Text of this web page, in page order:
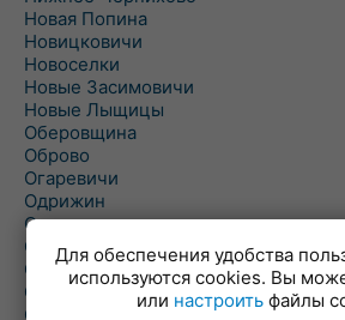
Новая Попина
Новицковичи
Новоселки
Новые Засимовичи
Новые Лыщицы
Оберовщина
Оброво
Огаревичи
Одрижин
Оздамичи
Озяты
Олтуш
Ольманы
Ольпень
Для обеспечения удобства
используются cookies. Вы
или настроить файлы